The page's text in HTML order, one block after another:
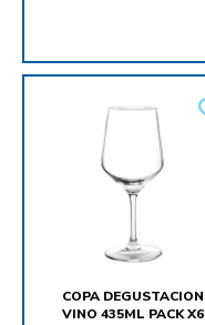
COPA DEGUSTACION
VINO 435ML PACK X6